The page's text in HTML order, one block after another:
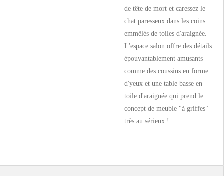
de tête de mort et caressez le
chat paresseux dans les coins
emmêlés de toiles d'araignée.
L'espace salon offre des détails
épouvantablement amusants
comme des coussins en forme
d'yeux et une table basse en
toile d'araignée qui prend le
concept de meuble "à griffes"
très au sérieux !